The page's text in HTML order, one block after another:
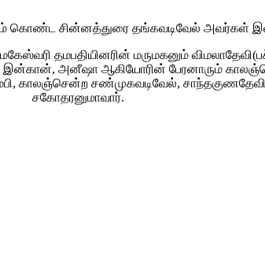
கொண்ட சின்னத்துரை தங்கவடிவேல் அவர்கள்
தமபதியினரின் மருமகனும்
இன்கான், அனீஷா ஆகியோரின் பேரனாரும்
சண்முகவடிவேல்,
சகோதரனுமாவார்.